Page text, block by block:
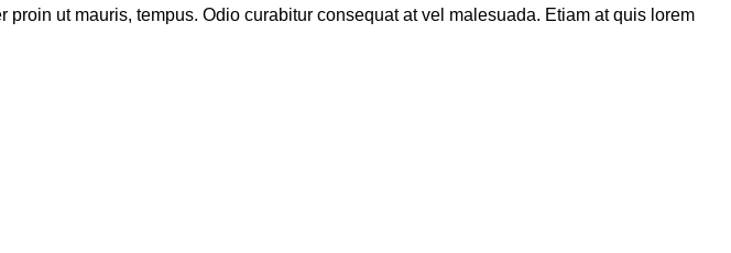
ut mauris, tempus. Odio curabitur consequat at vel malesuada. Etiam at quis lorem